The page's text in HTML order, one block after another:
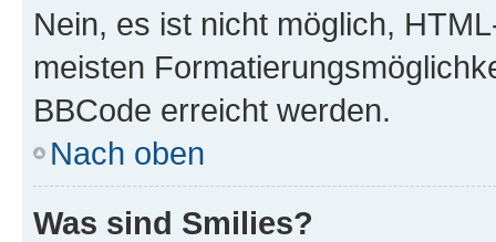
Nein, es ist nicht möglich,
meisten
BBCode erreicht werden.
Nach oben
Was sind Smilies?